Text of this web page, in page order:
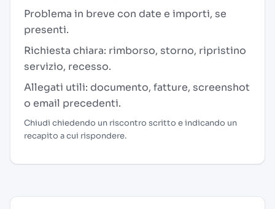
Problema in breve con date e importi, se
presenti.
Richiesta chiara: rimborso, storno, ripristino
servizio, recesso.
Allegati utili: documento, fatture, screenshot
o email precedenti.
Chiudi chiedendo un riscontro scritto e indicando un
recapito a cui rispondere.